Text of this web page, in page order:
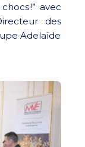
!” avec
des
Adelaïde